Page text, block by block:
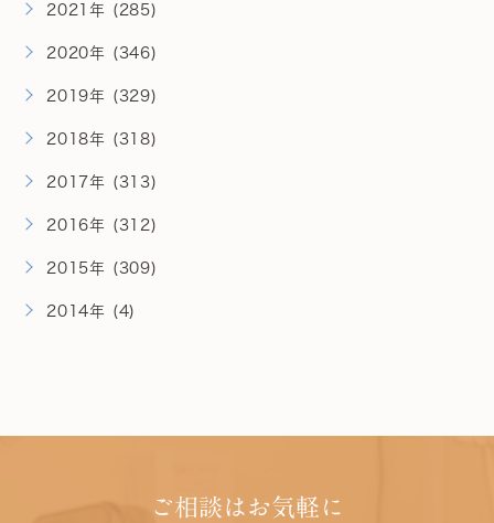
2021年 (285)
2020年 (346)
2019年 (329)
2018年 (318)
2017年 (313)
2016年 (312)
2015年 (309)
2014年 (4)
ご相談はお気軽に